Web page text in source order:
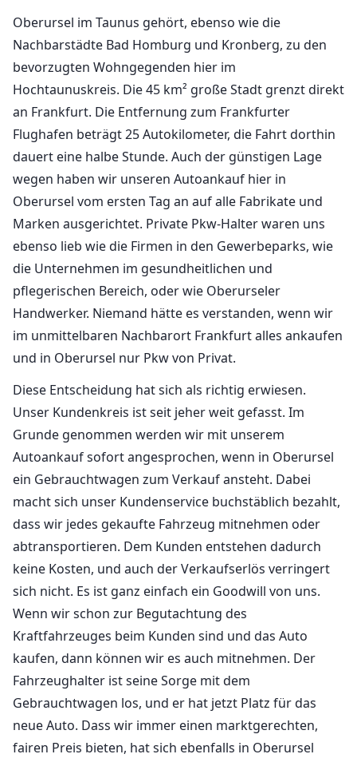
Oberursel im Taunus gehört, ebenso wie die
Nachbarstädte Bad Homburg und Kronberg, zu den
bevorzugten Wohngegenden hier im
Hochtaunuskreis. Die 45 km² große Stadt grenzt direkt
an Frankfurt. Die Entfernung zum Frankfurter
Flughafen beträgt 25 Autokilometer, die Fahrt dorthin
dauert eine halbe Stunde. Auch der günstigen Lage
wegen haben wir unseren Autoankauf hier in
Oberursel vom ersten Tag an auf alle Fabrikate und
Marken ausgerichtet. Private Pkw-Halter waren uns
ebenso lieb wie die Firmen in den Gewerbeparks, wie
die Unternehmen im gesundheitlichen und
pflegerischen Bereich, oder wie Oberurseler
Handwerker. Niemand hätte es verstanden, wenn wir
im unmittelbaren Nachbarort Frankfurt alles ankaufen
und in Oberursel nur Pkw von Privat.
Diese Entscheidung hat sich als richtig erwiesen.
Unser Kundenkreis ist seit jeher weit gefasst. Im
Grunde genommen werden wir mit unserem
Autoankauf sofort angesprochen, wenn in Oberursel
ein Gebrauchtwagen zum Verkauf ansteht. Dabei
macht sich unser Kundenservice buchstäblich bezahlt,
dass wir jedes gekaufte Fahrzeug mitnehmen oder
abtransportieren. Dem Kunden entstehen dadurch
keine Kosten, und auch der Verkaufserlös verringert
sich nicht. Es ist ganz einfach ein Goodwill von uns.
Wenn wir schon zur Begutachtung des
Kraftfahrzeuges beim Kunden sind und das Auto
kaufen, dann können wir es auch mitnehmen. Der
Fahrzeughalter ist seine Sorge mit dem
Gebrauchtwagen los, und er hat jetzt Platz für das
neue Auto. Dass wir immer einen marktgerechten,
fairen Preis bieten, hat sich ebenfalls in Oberursel